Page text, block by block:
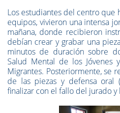
Los estudiantes del centro que
equipos, vivieron una intensa
mañana, donde recibieron
debían crear y grabar una
minutos de duración sobre
Salud Mental de los Jóvenes
Migrantes. Posteriormente, se
de las piezas y defensa oral
finalizar con el fallo del jurado